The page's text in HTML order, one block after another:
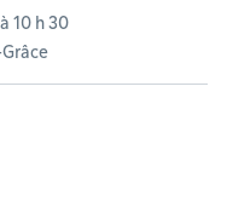
10 h 30